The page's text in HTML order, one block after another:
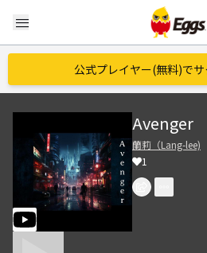
menu
公式プレイヤー(無料)で
Avenger
蘭莉（Lang-lee)
1